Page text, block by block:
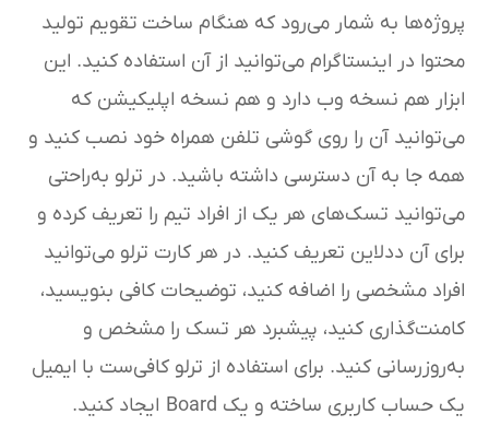
پروژه‌ها به شمار می‌رود که هنگام ساخت تقویم تولید
محتوا در اینستاگرام می‌توانید از آن استفاده کنید. این
ابزار هم نسخه وب دارد و هم نسخه اپلیکیشن که
می‌توانید آن را روی گوشی تلفن همراه خود نصب کنید و
همه جا به آن دسترسی داشته باشید. در ترلو به‌راحتی
می‌توانید تسک‌های هر یک از افراد تیم را تعریف کرده و
برای آن ددلاین تعریف کنید. در هر کارت ترلو می‌توانید
افراد مشخصی را اضافه کنید، توضیحات کافی بنویسید،
کامنت‌گذاری کنید، پیشبرد هر تسک را مشخص و
به‌روزرسانی کنید. برای استفاده از ترلو کافی‌ست با ایمیل
یک حساب کاربری ساخته و یک Board ایجاد کنید.